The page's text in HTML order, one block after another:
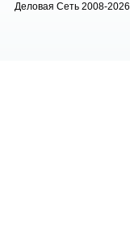
Деловая Сеть 2008-2026